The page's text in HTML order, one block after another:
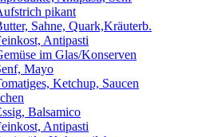
pikant
Sahne, Quark,Kräuterb.
Antipasti
im Glas/Konserven
Mayo
Ketchup, Saucen
Balsamico
Antipasti